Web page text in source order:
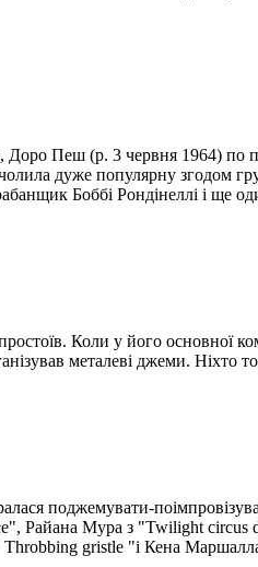
Пеш (р. 3 червня 1964) по
дуже популярну згодом
Боббі Рондінеллі і ще
Коли у його основної
металеві джеми. Ніхто
поджемувати-
Райана Мура з "Twilight
gristle "і Кена